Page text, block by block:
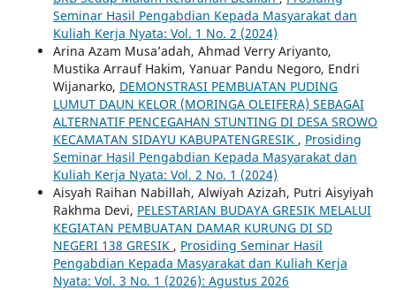
Seminar Hasil Pengabdian Kepada Masyarakat dan
Kuliah Kerja Nyata: Vol. 1 No. 2 (2024)
Arina Azam Musa’adah, Ahmad Verry Ariyanto,
Mustika Arrauf Hakim, Yanuar Pandu Negoro, Endri
Wijanarko, DEMONSTRASI PEMBUATAN PUDING
LUMUT DAUN KELOR (MORINGA OLEIFERA) SEBAGAI
ALTERNATIF PENCEGAHAN STUNTING DI DESA SROWO
KECAMATAN SIDAYU KABUPATENGRESIK , Prosiding
Seminar Hasil Pengabdian Kepada Masyarakat dan
Kuliah Kerja Nyata: Vol. 2 No. 1 (2024)
Aisyah Raihan Nabillah, Alwiyah Azizah, Putri Aisyiyah
Rakhma Devi, PELESTARIAN BUDAYA GRESIK MELALUI
KEGIATAN PEMBUATAN DAMAR KURUNG DI SD
NEGERI 138 GRESIK , Prosiding Seminar Hasil
Pengabdian Kepada Masyarakat dan Kuliah Kerja
Nyata: Vol. 3 No. 1 (2026): Agustus 2026